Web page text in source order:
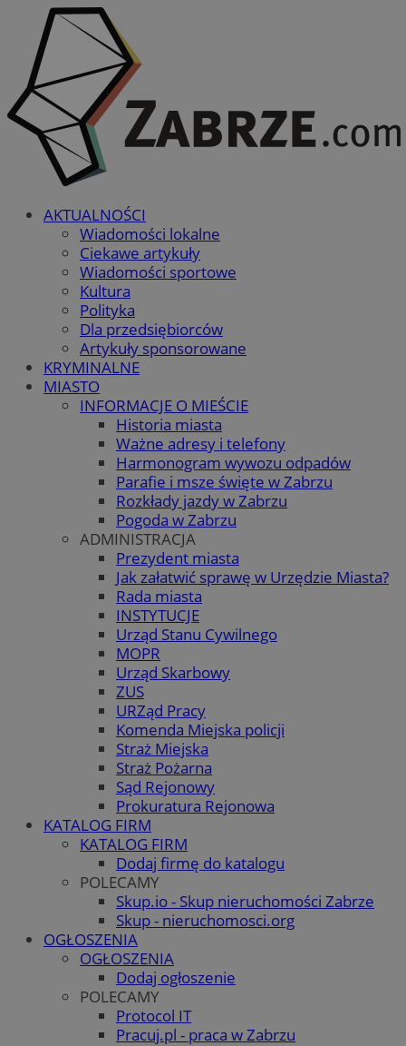
AKTUALNOŚCI
Wiadomości lokalne
Ciekawe artykuły
Wiadomości sportowe
Kultura
Polityka
Dla przedsiębiorców
Artykuły sponsorowane
KRYMINALNE
MIASTO
INFORMACJE O MIEŚCIE
Historia miasta
Ważne adresy i telefony
Harmonogram wywozu odpadów
Parafie i msze święte w Zabrzu
Rozkłady jazdy w Zabrzu
Pogoda w Zabrzu
ADMINISTRACJA
Prezydent miasta
Jak załatwić sprawę w Urzędzie Miasta?
Rada miasta
INSTYTUCJE
Urząd Stanu Cywilnego
MOPR
Urząd Skarbowy
ZUS
URZąd Pracy
Komenda Miejska policji
Straż Miejska
Straż Pożarna
Sąd Rejonowy
Prokuratura Rejonowa
KATALOG FIRM
KATALOG FIRM
Dodaj firmę do katalogu
POLECAMY
Skup.io - Skup nieruchomości Zabrze
Skup - nieruchomosci.org
OGŁOSZENIA
OGŁOSZENIA
Dodaj ogłoszenie
POLECAMY
Protocol IT
Pracuj.pl - praca w Zabrzu